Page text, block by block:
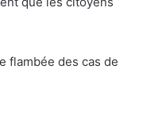
flambée des cas de